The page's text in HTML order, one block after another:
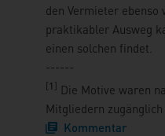
den Vermieter
praktikabler Ausweg
einen solchen findet.
------
[1 ] Die Motive waren
Mitgliedern zugänglich
Kommentar